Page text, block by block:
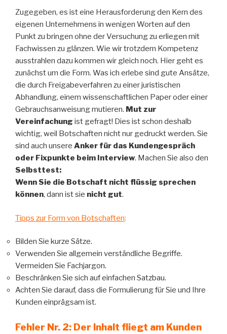
Zugegeben, es ist eine Herausforderung den Kern des
eigenen Unternehmens in wenigen Worten auf den
Punkt zu bringen ohne der Versuchung zu erliegen mit
Fachwissen zu glänzen. Wie wir trotzdem Kompetenz
ausstrahlen dazu kommen wir gleich noch. Hier geht es
zunächst um die Form. Was ich erlebe sind gute Ansätze,
die durch Freigabeverfahren zu einer juristischen
Abhandlung, einem wissenschaftlichen Paper oder einer
Gebrauchsanweisung mutieren. Mut zur
Vereinfachung ist gefragt! Dies ist schon deshalb
wichtig, weil Botschaften nicht nur gedruckt werden. Sie
sind auch unsere Anker für das Kundengespräch
oder Fixpunkte beim Interview. Machen Sie also den
Selbsttest:
Wenn Sie die Botschaft nicht flüssig sprechen
können, dann ist sie nicht gut.
Tipps zur Form von Botschaften:
Bilden Sie kurze Sätze.
Verwenden Sie allgemein verständliche Begriffe.
Vermeiden Sie Fachjargon.
Beschränken Sie sich auf einfachen Satzbau.
Achten Sie darauf, dass die Formulierung für Sie und Ihre
Kunden einprägsam ist.
Fehler Nr. 2: Der Inhalt fliegt am Kunden